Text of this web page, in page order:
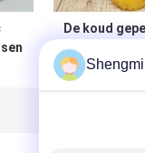
De koud
Bodem van
Flessenbloem
de